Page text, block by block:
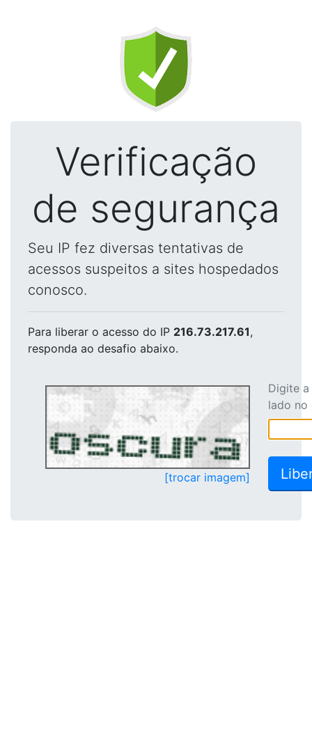
Verificação
de segurança
Seu IP fez diversas tentativas de
acessos suspeitos a sites hospedados
conosco.
Para liberar o acesso do IP 216.73.217.61,
responda ao desafio abaixo.
[trocar imagem]
Digite
lado no